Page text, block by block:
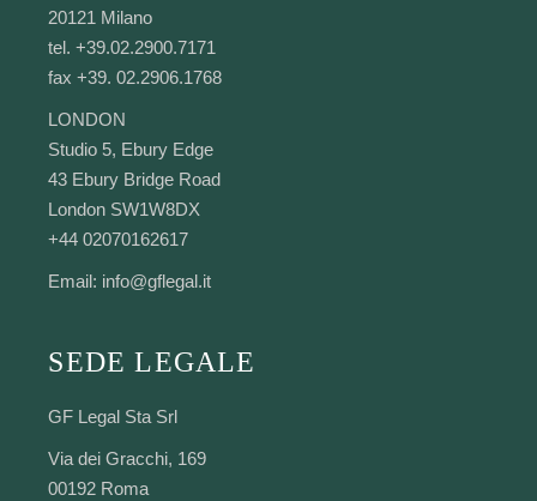
20121 Milano
tel. +39.02.2900.7171
fax +39. 02.2906.1768
LONDON
Studio 5, Ebury Edge
43 Ebury Bridge Road
London SW1W8DX
+44 02070162617
Email: info@gflegal.it
SEDE LEGALE
GF Legal Sta Srl
Via dei Gracchi, 169
00192 Roma